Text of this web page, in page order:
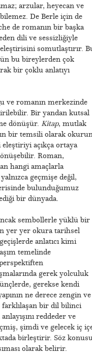
arzular, heyecan ve
De Berle için de
de romanın bir başka
dili ve sessizliğiyle
somutlaştırır.
bu bireylerden çok
bir çoklu anlatıyı
ve romanın merkezinde
Bir yandan kutsal
dönüşür. Kitap, mutlak
bir temsili olarak
açıkça ortaya
Roman,
hangi amaçlarla
geçmişe değil,
bulunduğumuz
bir dünyada.
sembollerle yüklü bir
yer yer okura tarihsel
anlatıcı kimi
temelinde
gerek yolculuk
gerekse kendi
ne derece zengin ve
bir dil bilinci
reddeder ve
şimdi ve gelecek iç
birleştirir. Söz
olarak belirir.